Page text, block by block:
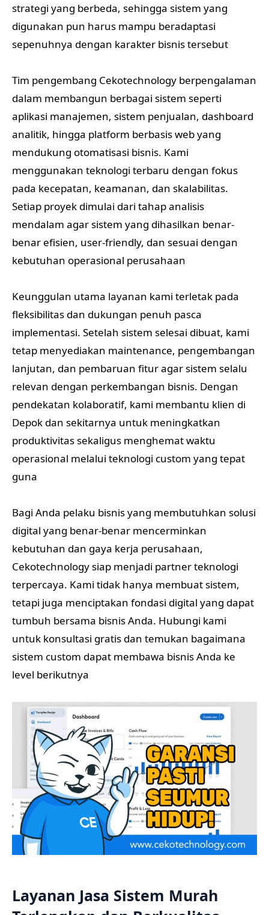
strategi yang berbeda, sehingga sistem yang
digunakan pun harus mampu beradaptasi
sepenuhnya dengan karakter bisnis tersebut
Tim pengembang Cekotechnology berpengalaman
dalam membangun berbagai sistem seperti
aplikasi manajemen, sistem penjualan, dashboard
analitik, hingga platform berbasis web yang
mendukung otomatisasi bisnis. Kami
menggunakan teknologi terbaru dengan fokus
pada kecepatan, keamanan, dan skalabilitas.
Setiap proyek dimulai dari tahap analisis
mendalam agar sistem yang dihasilkan benar-
benar efisien, user-friendly, dan sesuai dengan
kebutuhan operasional perusahaan
Keunggulan utama layanan kami terletak pada
fleksibilitas dan dukungan penuh pasca
implementasi. Setelah sistem selesai dibuat, kami
tetap menyediakan maintenance, pengembangan
lanjutan, dan pembaruan fitur agar sistem selalu
relevan dengan perkembangan bisnis. Dengan
pendekatan kolaboratif, kami membantu klien di
Depok dan sekitarnya untuk meningkatkan
produktivitas sekaligus menghemat waktu
operasional melalui teknologi custom yang tepat
guna
Bagi Anda pelaku bisnis yang membutuhkan solusi
digital yang benar-benar mencerminkan
kebutuhan dan gaya kerja perusahaan,
Cekotechnology siap menjadi partner teknologi
terpercaya. Kami tidak hanya membuat sistem,
tetapi juga menciptakan fondasi digital yang dapat
tumbuh bersama bisnis Anda. Hubungi kami
untuk konsultasi gratis dan temukan bagaimana
sistem custom dapat membawa bisnis Anda ke
level berikutnya
Layanan Jasa Sistem Murah